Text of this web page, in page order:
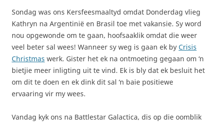
Sondag was ons Kersfeesmaaltyd omdat Donderdag vlieg
Kathryn na Argentinië en Brasil toe met vakansie. Sy word
nou opgewonde om te gaan, hoofsaaklik omdat die weer
veel beter sal wees! Wanneer sy weg is gaan ek by Crisis
Christmas werk. Gister het ek na ontmoeting gegaan om ‘n
bietjie meer inligting uit te vind. Ek is bly dat ek besluit het
om dit te doen en ek dink dit sal ‘n baie positiewe
ervaaring vir my wees.
Vandag kyk ons na Battlestar Galactica, dis op die oomblik